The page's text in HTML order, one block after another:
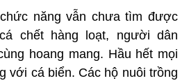
năng vẫn chưa tìm được
chết hàng loạt, người dân
hoang mang. Hầu hết mọi
với cá biển. Các hộ nuôi trồng